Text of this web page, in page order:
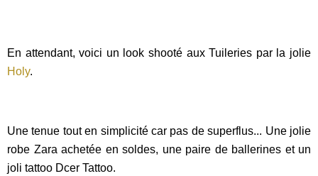
En attendant, voici un look shooté aux Tuileries par la jolie
Holy.
Une tenue tout en simplicité car pas de superflus... Une jolie
robe Zara achetée en soldes, une paire de ballerines et un
joli tattoo Dcer Tattoo.